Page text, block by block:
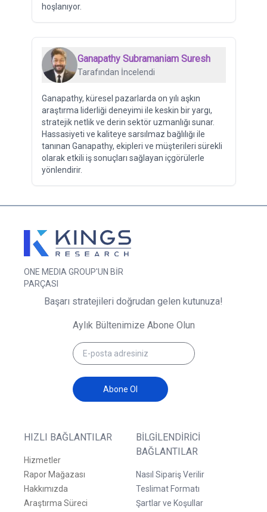
hoşlanıyor.
Ganapathy Subramaniam Suresh
Tarafından İncelendi
Ganapathy, küresel pazarlarda on yılı aşkın
araştırma liderliği deneyimi ile keskin bir yargı,
stratejik netlik ve derin sektör uzmanlığı sunar.
Hassasiyeti ve kaliteye sarsılmaz bağlılığı ile
tanınan Ganapathy, ekipleri ve müşterileri sürekli
olarak etkili iş sonuçları sağlayan içgörülerle
yönlendirir.
ONE MEDIA GROUP'UN BİR
PARÇASI
HIZLI BAĞLANTILAR
Hizmetler
Rapor Mağazası
Hakkımızda
Araştırma Süreci
BILGILENDIRICI
BAĞLANTILAR
Nasıl Sipariş Verilir
Teslimat Formatı
Şartlar ve Koşullar
Başarı stratejileri doğrudan gelen kutunuza!
Aylık Bültenimize Abone Olun
Abone Ol